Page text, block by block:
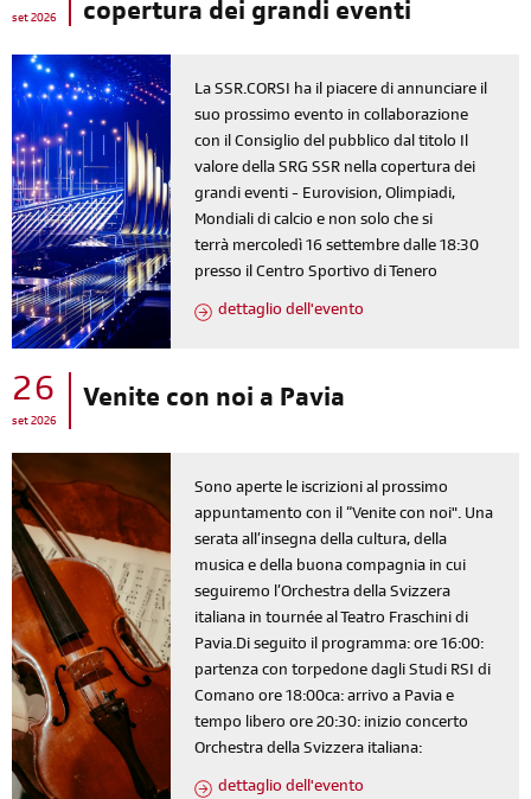
set 2026
copertura dei grandi eventi
La SSR.CORSI ha il piacere di annunciare il
suo prossimo evento in collaborazione
con il Consiglio del pubblico dal titolo Il
valore della SRG SSR nella copertura dei
grandi eventi - Eurovision, Olimpiadi,
Mondiali di calcio e non solo che si
terrà mercoledì 16 settembre dalle 18:30
presso il Centro Sportivo di Tenero
dettaglio dell'evento
26
set 2026
Venite con noi a Pavia
Sono aperte le iscrizioni al prossimo
appuntamento con il “Venite con noi". Una
serata all’insegna della cultura, della
musica e della buona compagnia in cui
seguiremo l’Orchestra della Svizzera
italiana in tournée al Teatro Fraschini di
Pavia.Di seguito il programma: ore 16:00:
partenza con torpedone dagli Studi RSI di
Comano ore 18:00ca: arrivo a Pavia e
tempo libero ore 20:30: inizio concerto
Orchestra della Svizzera italiana:
dettaglio dell'evento